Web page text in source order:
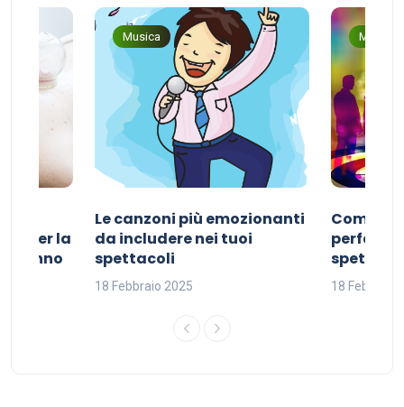
per la
sonno
Musica
Le canzoni più emozionanti
da includere nei tuoi
spettacoli
18 Febbraio 2025
Musica
Come
perfetta
18 Febbraio